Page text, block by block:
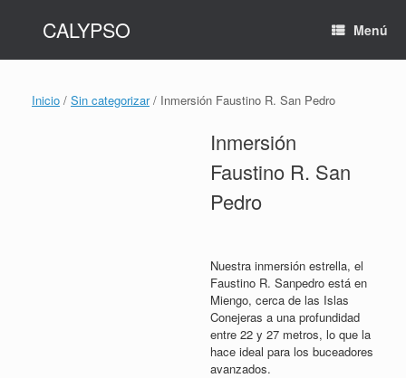
contenidoCALYPSO Menú
Inicio / Sin categorizar/ Inmersión Faustino R. San Pedro
Inmersión
Faustino R. San
Pedro
Nuestra inmersión estrella, el
Faustino R. Sanpedro está en
Miengo, cerca de las Islas
Conejeras a una profundidad
entre 22 y 27 metros, lo que la
hace ideal para los buceadores
avanzados.